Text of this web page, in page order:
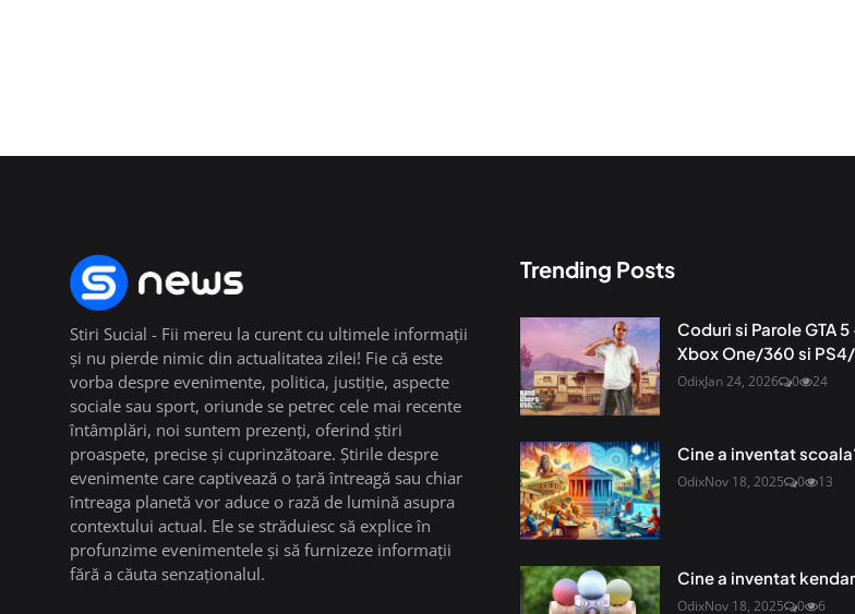
Stiri Sucial - Fii mereu la curent cu ultimele informații
și nu pierde nimic din actualitatea zilei! Fie că este
vorba despre evenimente, politica, justiție, aspecte
sociale sau sport, oriunde se petrec cele mai recente
întâmplări, noi suntem prezenți, oferind știri
proaspete, precise și cuprinzătoare. Știrile despre
evenimente care captivează o țară întreagă sau chiar
întreaga planetă vor aduce o rază de lumină asupra
contextului actual. Ele se străduiesc să explice în
profunzime evenimentele și să furnizeze informații
fără a căuta senzaționalul.
Trending Posts
Coduri si Parole GTA 5
Xbox One/360 si
OdixJan 24, 2026 0 24
Cine a inventat
OdixNov 18, 2025 0 13
Cine a inventat
OdixNov 18, 2025 0 6